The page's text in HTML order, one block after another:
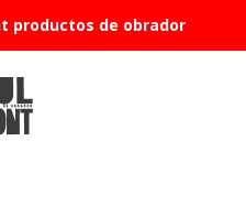
productos de obrador